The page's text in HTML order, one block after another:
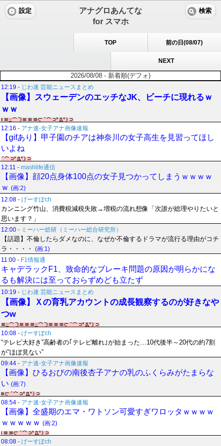
アナグロあんてな
for スマホ
設定 検索
TOP 前の日(08/07)
NEXT
2026/08/08 - 新着順(デフォ)
12:19 - じわ速 芸能ニュースまとめ
【画像】スウェーデンのエッチなJK、ビーチに現れるｗ
ｗｗ
12:16 - アナ速‐女子アナ画像速報
【gifあり】甲子園のチアは神奈川の女子高生を見習ってほし
いよね
12:11 - mashlife通信
【画像】顔20点身体100点の女子見つかってしまうｗｗｗｗ
ｗ (画:2)
12:08 - げーすぽch
カンニング竹山、消費税減税失敗→増税の流れ想像「次誰が総理やりたいと
思います？」
12:00 - ミーハー総研（ミーハー総合研究所）
【話題】不倫したらダメなのに、なぜか不倫するドラマが流行る理由がコチ
ラ・・・・
(画:1)
11:00 - F1情報通
キャデラックF1、致命的なブレーキ問題の原因が明らかにな
るも解決には至っておらずめども立たず
10:19 - じわ速 芸能ニュースまとめ
【画像】Ｘの育乳アカウントの成長観察するのが好きなや
つw
10:08 - げーすぽch
“テレビ大好き”高齢者の｢テレビ離れ｣が始まった…10代後半～20代の約7割
が”ほぼ見ない”
09:44 - アナ速‐女子アナ画像速報
【画像】ひるおびの南後杏子アナの乳のふくらみがたまらな
い (画:7)
08:54 - アナ速‐女子アナ画像速報
【画像】全盛期のエマ・ワトソン可愛すぎワロッタｗｗｗｗ
ｗｗｗｗｗ (画:2)
08:08 - げーすぽch